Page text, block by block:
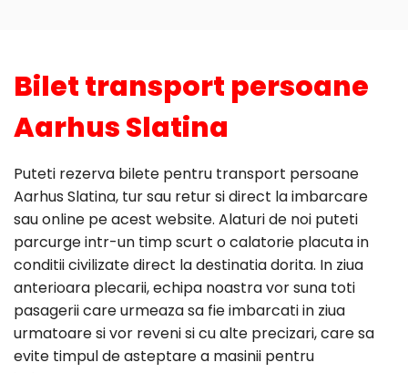
Bilet transport persoane
Aarhus Slatina
Puteti rezerva bilete pentru transport persoane
Aarhus Slatina, tur sau retur si direct la imbarcare
sau online pe acest website. Alaturi de noi puteti
parcurge intr-un timp scurt o calatorie placuta in
conditii civilizate direct la destinatia dorita. In ziua
anterioara plecarii, echipa noastra vor suna toti
pasagerii care urmeaza sa fie imbarcati in ziua
urmatoare si vor reveni si cu alte precizari, care sa
evite timpul de asteptare a masinii pentru